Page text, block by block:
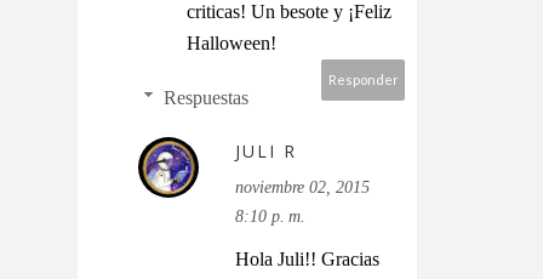
criticas! Un besote y ¡Feliz
Halloween!
Responder
Respuestas
JULI R
noviembre 02, 2015
8:10 p. m.
Hola Juli!! Gracias